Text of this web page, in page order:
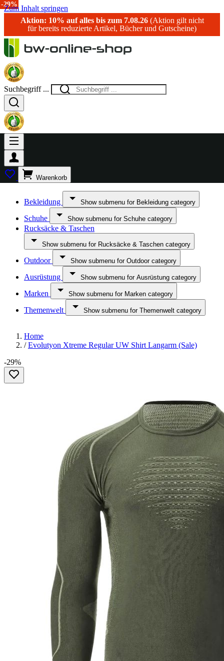
Zum Inhalt springen
Aktion: 10% auf alles bis zum 7.08.26(Aktion gilt nicht
für bereits reduzierte Artikel, Bücher und Gutscheine)
Suchbegriff ...
Warenkorb
Bekleidung Show submenu for Bekleidung category
Schuhe Show submenu for Schuhe category
Rucksäcke & Taschen
Show submenu for Rucksäcke & Taschen category
Outdoor Show submenu for Outdoor category
Ausrüstung Show submenu for Ausrüstung category
Marken Show submenu for Marken category
Themenwelt Show submenu for Themenwelt category
Home
/ Evolutyon Xtreme Regular UW Shirt Langarm (Sale)
-29%
-29%
-29%
-29%
-15%
-29%
-29%
-29%